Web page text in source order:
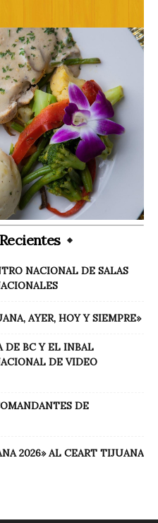
NACIONAL DE SALAS
AYER, HOY Y SIEMPRE»
DE BC Y EL INBAL
DE VIDEO
DE
2026» AL CEART TIJUANA